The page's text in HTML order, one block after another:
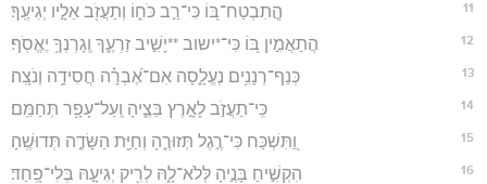
11 הֲֽתִבְטַח־בּ֭וֹ כִּי־רַ֣ב כֹּח֑וֹ וְתַעֲזֹ֖ב אֵלָ֣יו יְגִיעֶֽךָ׃
12 הֲתַאֲמִ֣ין בּ֭וֹ כִּי־*ישוב **יָשִׁ֣יב זַרְעֶ֑ךָ וְֽגָרְנְךָ֥ יֶאֱסֹֽף׃
13 כְּנַף־רְנָנִ֥ים נֶעֱלָ֑סָה אִם־אֶ֝בְרָ֗ה חֲסִידָ֥ה וְנֹצָֽה׃
14 כִּֽי־תַעֲזֹ֣ב לָאָ֣רֶץ בֵּצֶ֑יהָ וְֽעַל־עָפָ֥ר תְּחַמֵּֽם׃
15 וַ֭תִּשְׁכַּח כִּי־רֶ֣גֶל תְּזוּרֶ֑הָ וְחַיַּ֖ת הַשָּׂדֶ֣ה תְּדוּשֶֽׁהָ׃
16 הִקְשִׁ֣יחַ בָּנֶ֣יהָ לְּלֹא־לָ֑הּ לְרִ֖יק יְגִיעָ֣הּ בְּלִי־פָֽחַד׃